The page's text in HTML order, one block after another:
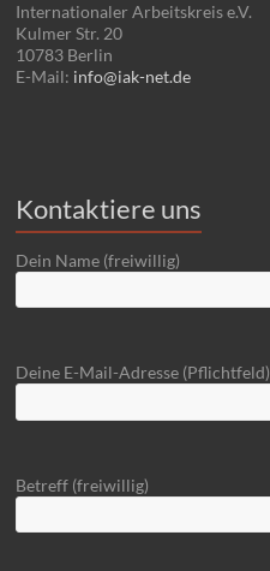
Internationaler Arbeitskreis e.V.
Kulmer Str. 20
10783 Berlin
E-Mail: info@iak-net.de
Kontaktiere uns
Dein Name (freiwillig)
Deine E-Mail-Adresse (Pflichtfeld)
Betreff (freiwillig)